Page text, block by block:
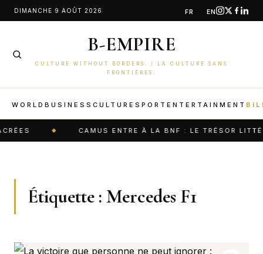
AllerDIMANCHE 9 AOÛT 2026 FR EN
B-EMPIRE
CULTURE WITHOUT BORDERS. / LA CULTURE SANS
FRONTIÈRES.
WORLD BUSINESS CULTURE SPORT ENTERTAINMENT
CAMUS ENTRE À LA BNF : LE TRÉSOR
Étiquette : Mercedes F1